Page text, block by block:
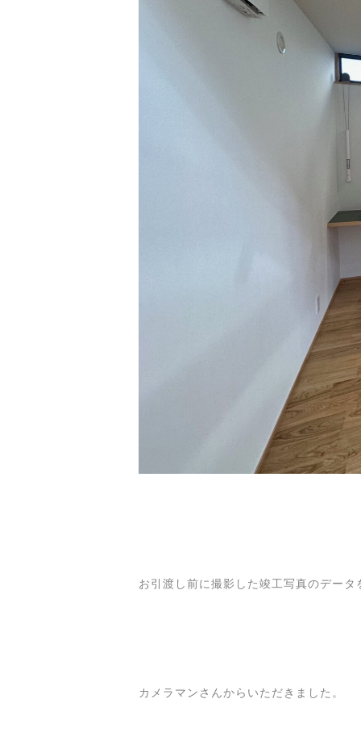
お引渡し前に撮影した竣工写真のデータ
カメラマンさんからいただきました。